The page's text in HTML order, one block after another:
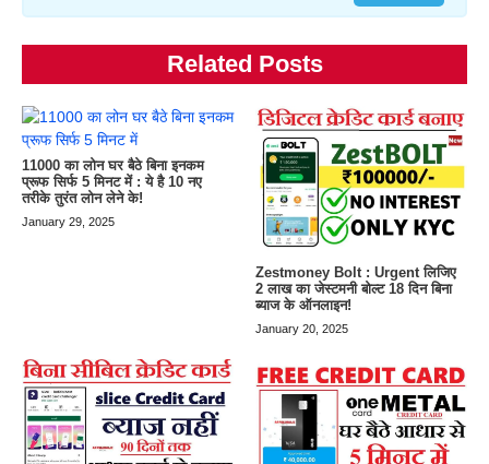
Related Posts
11000 का लोन घर बैठे बिना इनकम
प्रूफ सिर्फ 5 मिनट में : ये है 10 नए
तरीके तुरंत लोन लेने के!
January 29, 2025
Zestmoney Bolt : Urgent लिजिए
2 लाख का जेस्टमनी बोल्ट 18 दिन बिना
ब्याज के ऑनलाइन!
January 20, 2025